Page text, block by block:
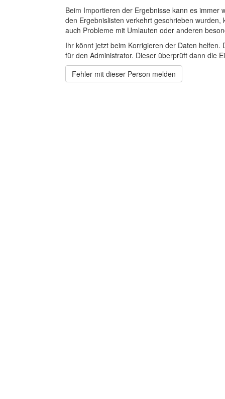
Beim Importieren der Ergebnisse kann es
den Ergebnislisten verkehrt geschrieben
auch Probleme mit Umlauten oder anderen
Ihr könnt jetzt beim Korrigieren der Daten
für den Administrator. Dieser überprüft dann die
Fehler mit dieser Person melden